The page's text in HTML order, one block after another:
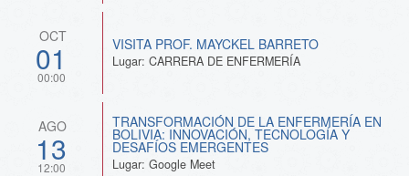
OCT
01
00:00
VISITA PROF. MAYCKEL BARRETO
Lugar: CARRERA DE ENFERMERÍA
AGO
13
12:00
TRANSFORMACIÓN DE LA ENFERMERÍA EN
BOLIVIA: INNOVACIÓN, TECNOLOGÍA Y
DESAFÍOS EMERGENTES
Lugar: Google Meet